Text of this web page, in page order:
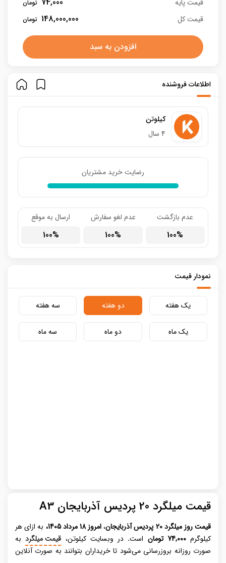
قیمت پایه
قیمت کل 148,000,000
افزودن به سبد
اطلاعات فروشنده
کیلوتن
4 سال
رضایت خرید مشتریان
عدم بازگشت
100
عدم لغو سفارش
100
ارسال به موقع
100
نمودار قیمت
یک هفته دو هفته سه هفته
یک ماه دو ماه سه ماه
قیمت میلگرد 20 پردیس آذربایجان A3
قیمت روز میلگرد 20 پردیس آذربایجان ،امروز 18 مرداد 1405،
به ازای هر
کیلوگرم 74,000 تومان است. در وبسایت کیلوتن، قیمت میلگردبه
صورت روزانه بروزرسانی می‌شود تا خریداران بتوانند به صورت آنلاین